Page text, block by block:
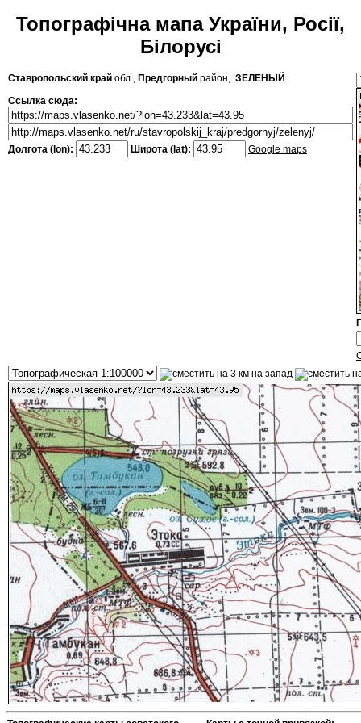
Топографічна мапа України, Росії,
Білорусі
Ставропольский край обл., Предгорный район, .ЗЕЛЕНЫЙ
Ссылка сюда:
Долгота (lon): Широта (lat): Google maps